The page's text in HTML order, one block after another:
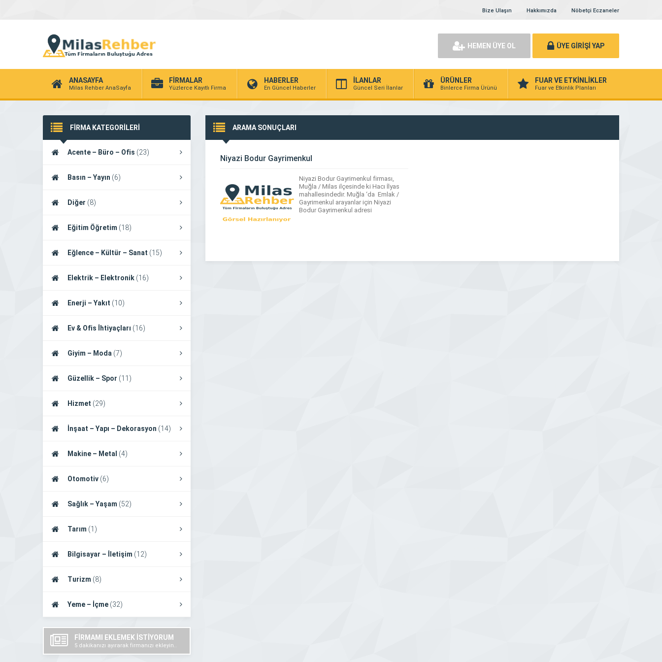
Bize Ulaşın Hakkımızda Nöbetçi Eczaneler
HEMEN ÜYE OL ÜYE GİRİŞİ YAP
ANASAYFA
Milas Rehber AnaSayfa
FİRMALAR
Yüzlerce Kayıtlı Firma
HABERLER
En Güncel Haberler
İLANLAR
Güncel Seri İlanlar
ÜRÜNLER
Binlerce Firma Ürünü
FUAR VE ETKİNLİKLER
Fuar ve Etkinlik Planları
FİRMA KATEGORİLERİ
Acente – Büro – Ofis (23)
Basın – Yayın (6)
Diğer (8)
Eğitim Öğretim (18)
Eğlence – Kültür – Sanat (15)
Elektrik – Elektronik (16)
Enerji – Yakıt (10)
Ev & Ofis İhtiyaçları (16)
Giyim – Moda (7)
Güzellik – Spor (11)
Hizmet (29)
İnşaat – Yapı – Dekorasyon (14)
Makine – Metal (4)
Otomotiv (6)
Sağlık – Yaşam (52)
Tarım (1)
Bilgisayar – İletişim (12)
Turizm (8)
Yeme – İçme (32)
FİRMAMI EKLEMEK İSTİYORUM
5 dakikanızı ayırarak firmanızı ekleyin..
ARAMA SONUÇLARI
Niyazi Bodur Gayrimenkul
Niyazi Bodur Gayrimenkul firması,
Muğla / Milas ilçesinde ki Hacı İlyas
mahallesindedir. Muğla ‘da Emlak /
Gayrimenkul arayanlar için Niyazi
Bodur Gayrimenkul adresi